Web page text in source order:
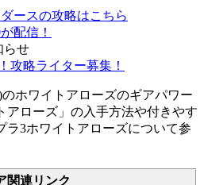
ースの攻略はこちら
配信！
らせ
攻略ライター募集！
ホワイトアローズのギアパワー
アローズ」の入手方法や付きやす
ラ3ホワイトアローズについて参
関連リンク